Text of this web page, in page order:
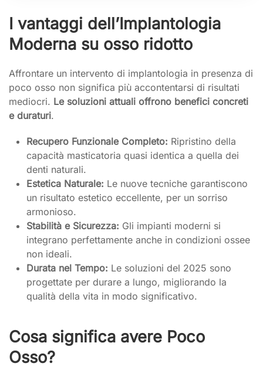
I vantaggi dell’Implantologia
Moderna su osso ridotto
Affrontare un intervento di implantologia in presenza di
poco osso non significa più accontentarsi di risultati
mediocri. Le soluzioni attuali offrono benefici concreti
e duraturi.
Recupero Funzionale Completo: Ripristino della
capacità masticatoria quasi identica a quella dei
denti naturali.
Estetica Naturale: Le nuove tecniche garantiscono
un risultato estetico eccellente, per un sorriso
armonioso.
Stabilità e Sicurezza: Gli impianti moderni si
integrano perfettamente anche in condizioni ossee
non ideali.
Durata nel Tempo: Le soluzioni del 2025 sono
progettate per durare a lungo, migliorando la
qualità della vita in modo significativo.
Cosa significa avere Poco
Osso?